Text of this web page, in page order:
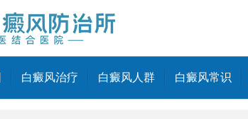
白癜风治疗 白癜风人群 白癜风常识